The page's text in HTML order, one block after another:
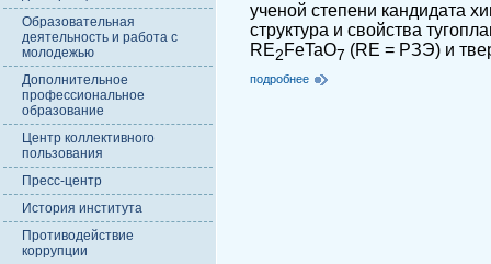
Образовательная
деятельность и работа с
молодежью
Дополнительное
профессиональное
образование
Центр коллективного
пользования
Пресс-центр
История института
Противодействие
коррупции
ученой степени кандидата
структура и свойства
RE2FeTaO7 (RE = РЗЭ) и
подробнее